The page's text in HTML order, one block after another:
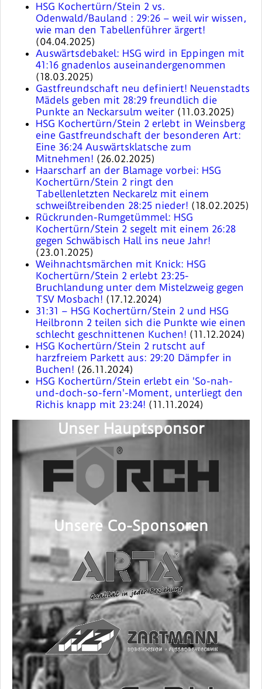
HSG Kochertürn/Stein 2 vs.
Odenwald/Bauland : 29:26 – weil wir wissen,
wie man den Tabellenführer ärgert!
(04.04.2025)
Auswärtsdebakel: HSG wird in Eppingen mit
41:16 gnadenlos auseinandergenommen
(18.03.2025)
Gastfreundschaft neu definiert! Neuenstadts
Mädels geben mit 28:29 freundlich die
Punkte an Neckarsulm weiter (11.03.2025)
HSG Kochertürn/Stein 2 erlebt in Weinsberg
eine Gastfreundschaft der besonderen Art:
Eine 36:24 Auswärtsklatsche zum
Mitnehmen! (26.02.2025)
Haarscharf an der Blamage vorbei: HSG
Kochertürn/Stein 2 ringt den
Tabellenletzten Neckarelz mit einem
schweißtreibenden 28:25 nieder! (18.02.2025)
Rückrunden-Rumgetümmel: HSG
Kochertürn/Stein 2 segelt mit einem 26:28
gegen Schwäbisch Hall ins neue Jahr!
(23.01.2025)
Weihnachtsmärchen mit Knick: HSG
Kochertürn/Stein 2 erlebt 23:25-
Bruchlandung unter dem Mistelzweig gegen
TSV Mosbach! (17.12.2024)
31:31 – HSG Kochertürn/Stein 2 und HSG
Heilbronn 2 teilen sich die Punkte wie einen
schlecht geschnittenen Kuchen! (11.12.2024)
HSG Kochertürn/Stein 2 rutscht auf
harzfreiem Parkett aus: 29:20 Dämpfer in
Buchen! (26.11.2024)
HSG Kochertürn/Stein erlebt ein 'So-nah-
und-doch-so-fern'-Moment, unterliegt den
Richis knapp mit 23:24! (11.11.2024)
Unser Hauptsponsor
Unsere Co-Sponsoren